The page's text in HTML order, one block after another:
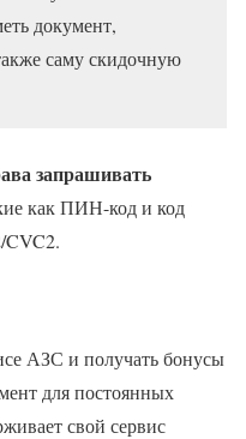
документ,
саму скидочную
запрашивать
как ПИН-код и код
CVC2.
АЗС и получать бонусы
для постоянных
свой сервис